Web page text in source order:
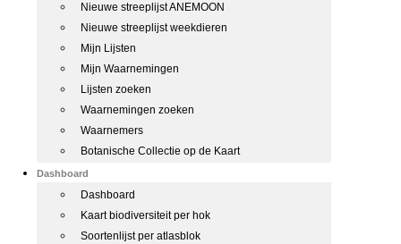
Nieuwe streeplijst ANEMOON
Nieuwe streeplijst weekdieren
Mijn Lijsten
Mijn Waarnemingen
Lijsten zoeken
Waarnemingen zoeken
Waarnemers
Botanische Collectie op de Kaart
Dashboard
Dashboard
Kaart biodiversiteit per hok
Soortenlijst per atlasblok